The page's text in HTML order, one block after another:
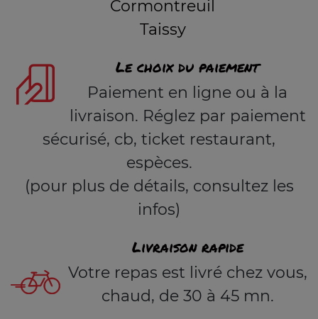
Cormontreuil
Taissy
Le choix du paiement
Paiement en ligne ou à la
livraison. Réglez par paiement
sécurisé, cb, ticket restaurant,
espèces.
(pour plus de détails, consultez les
infos)
Livraison rapide
Votre repas est livré chez vous,
chaud, de 30 à 45 mn.